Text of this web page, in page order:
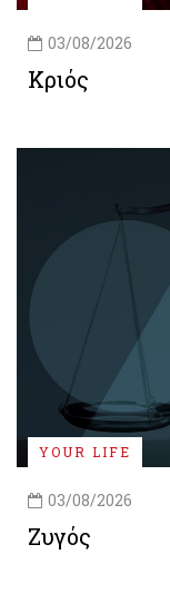
03/08/2026
Κριός
YOUR LIFE
03/08/2026
Ζυγός